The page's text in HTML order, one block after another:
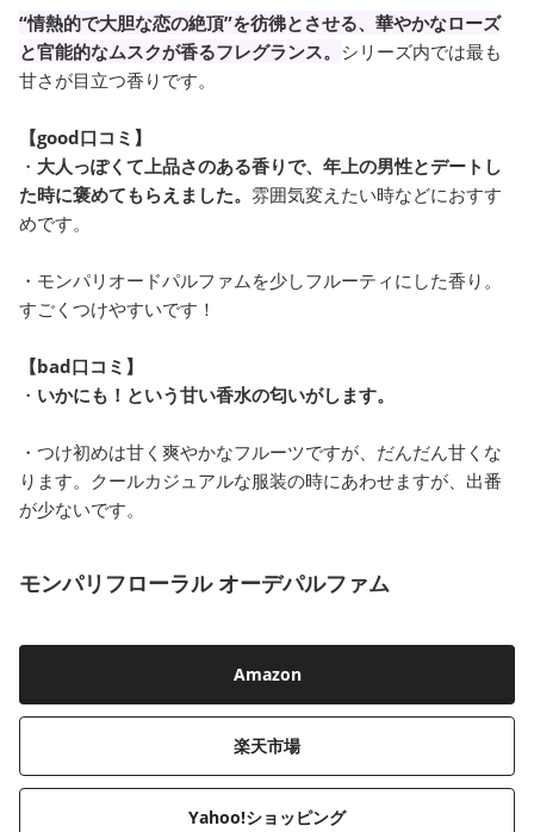
“情熱的で大胆な恋の絶頂”を彷彿とさせる、華やかなローズ
と官能的なムスクが香るフレグランス。 シリーズ内では最も
甘さが目立つ香りです。
【good口コミ】
・ 大人っぽくて上品さのある香りで、年上の男性とデートし
た時に褒めてもらえました。 雰囲気変えたい時などにおすす
めです。
・モンパリオードパルファムを少しフルーティにした香り。
すごくつけやすいです！
【bad口コミ】
・ いかにも！という甘い香水の匂いがします。
・つけ初めは甘く爽やかなフルーツですが、だんだん甘くな
ります。クールカジュアルな服装の時にあわせますが、出番
が少ないです。
モンパリフローラル オーデパルファム
Amazon
楽天市場
Yahoo!ショッピング